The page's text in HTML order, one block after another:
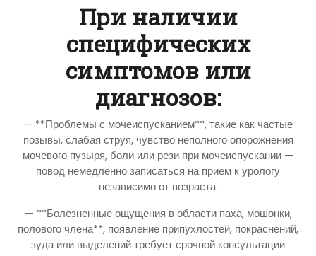
При наличии
специфических
симптомов или
диагнозов:
— **Проблемы с мочеиспусканием**, такие как частые
позывы, слабая струя, чувство неполного опорожнения
мочевого пузыря, боли или рези при мочеиспускании —
повод немедленно записаться на прием к урологу
независимо от возраста.
— **Болезненные ощущения в области паха, мошонки,
полового члена**, появление припухлостей, покраснений,
зуда или выделений требует срочной консультации